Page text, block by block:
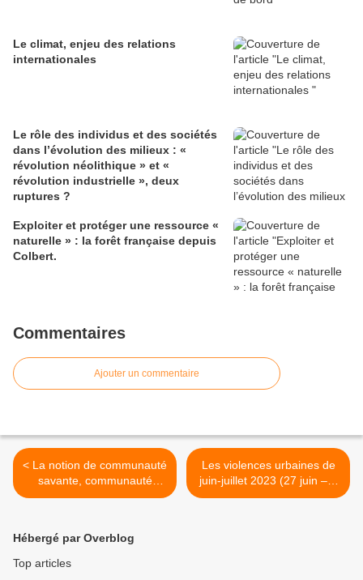
Le climat, enjeu des relations
internationales
Le rôle des individus et des sociétés
dans l’évolution des milieux : «
révolution néolithique » et «
révolution industrielle », deux
ruptures ?
Exploiter et protéger une ressource «
naturelle » : la forêt française depuis
Colbert.
Commentaires
Ajouter un commentaire
< La notion de communauté
savante, communauté
scientifique en histoire des
Les violences urbaines de
juin-juillet 2023 (27 juin – 3
juillet 2023) : déroulement,
Hébergé par Overblog
Top articles